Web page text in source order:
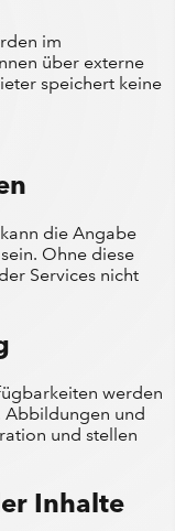
im
über externe
speichert keine
die Angabe
Ohne diese
Services nicht
werden
und
und stellen
Inhalte